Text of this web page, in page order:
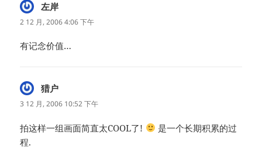
左岸
道：
2 12 月, 2006 4:06 下午
有记念价值…
猎户
道：
3 12 月, 2006 10:52 下午
拍这样一组画面简直太COOL了!
是一个长期积累的过
程.